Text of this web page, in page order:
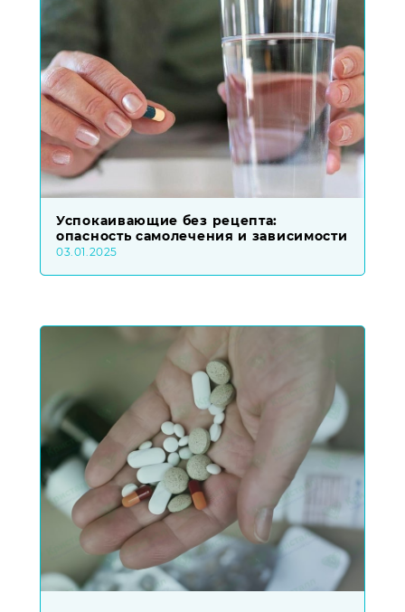
Успокаивающие без рецепта:
опасность самолечения и зависимости
03.01.2025